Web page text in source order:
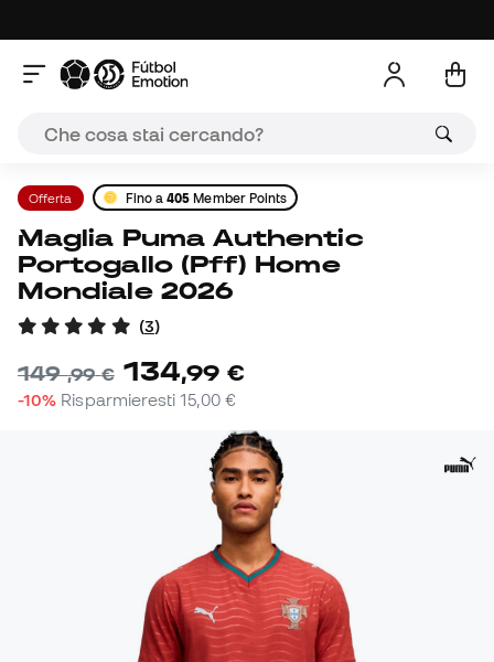
Offerta Fino a405 Member Points
Maglia Puma Authentic
Portogallo (Pff) Home
Mondiale 2026
(3)
149,99 € 134,99 €
-10% Risparmieresti15,00 €